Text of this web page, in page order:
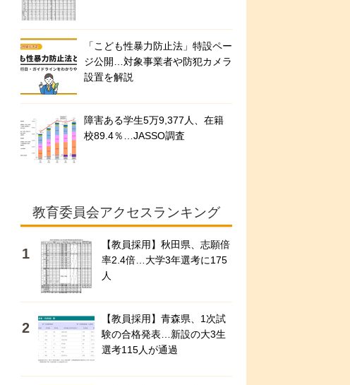
「こども性暴力防止法」特設ペー
ジ公開…対象事業者や防犯カメラ
設置を解説
障害ある学生5万9,377人、在籍
校89.4％…JASSO調査
教育委員会アクセスランキング
【教員採用】秋田県、志願倍
率2.4倍…大学3年選考に175
人
【教員採用】青森県、1次試
験の合格発表…新設の大3生
選考115人が通過